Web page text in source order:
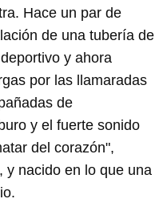
Hace un par de
de una tubería de
y ahora
por las llamaradas
de
y el fuerte sonido
del corazón",
y nacido en lo que una